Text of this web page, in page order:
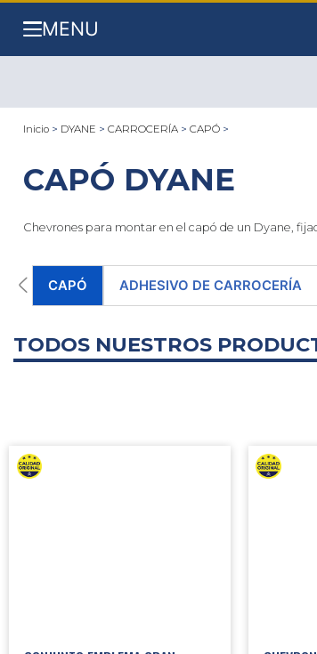
MENU
Inicio > DYANE > CARROCERÍA > CAPÓ >
CAPÓ DYANE
Chevrones para montar en el capó de un Dyane,
CAPÓ ADHESIVO DE CARROCERÍA
TODOS NUESTROS